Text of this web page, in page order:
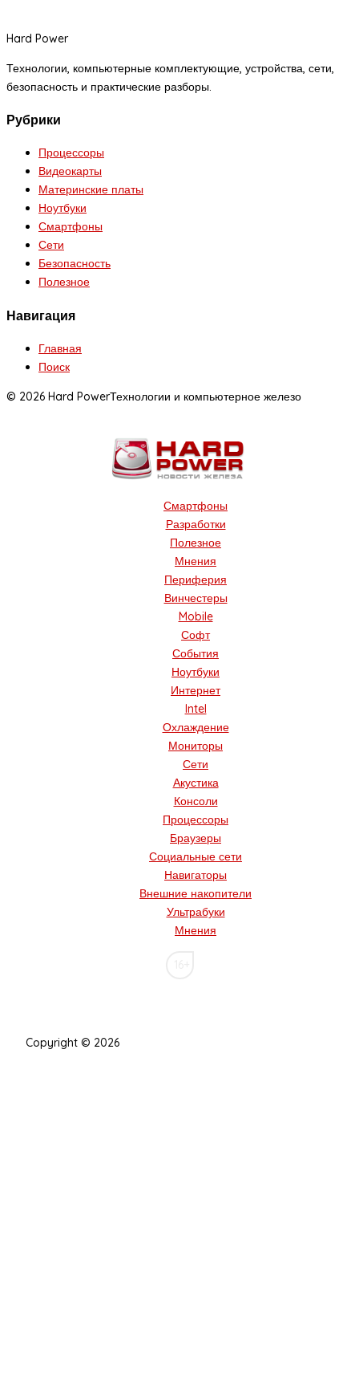
Hard Power
Технологии, компьютерные комплектующие, устройства, сети,
безопасность и практические разборы.
Рубрики
Процессоры
Видеокарты
Материнские платы
Ноутбуки
Смартфоны
Сети
Безопасность
Полезное
Навигация
Главная
Поиск
© 2026 Hard PowerТехнологии и компьютерное железо
Смартфоны
Разработки
Полезное
Мнения
Периферия
Винчестеры
Mobile
Софт
События
Ноутбуки
Интернет
Intel
Охлаждение
Мониторы
Сети
Акустика
Консоли
Процессоры
Браузеры
Социальные сети
Навигаторы
Внешние накопители
Ультрабуки
Мнения
Copyright © 2026